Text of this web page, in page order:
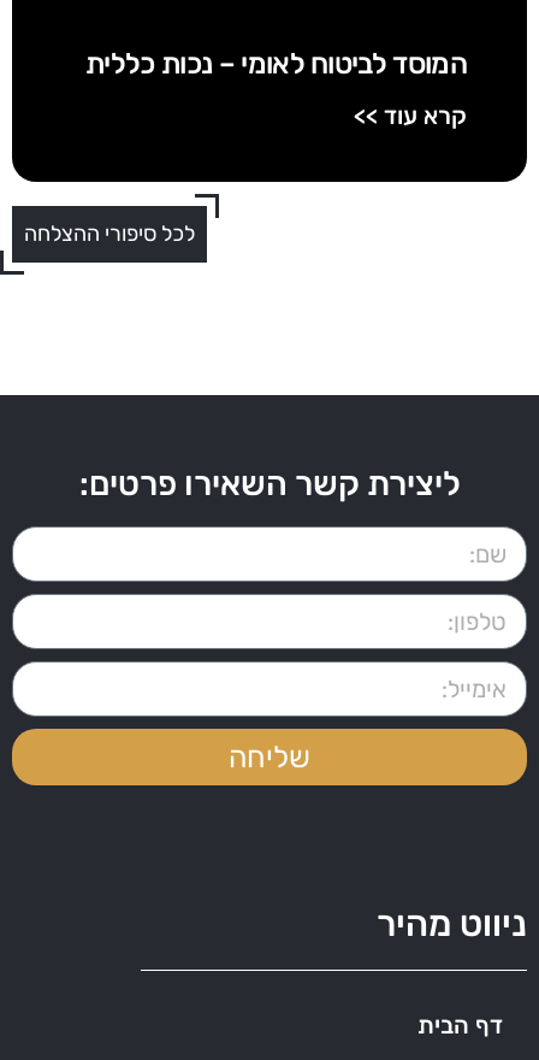
המוסד לביטוח לאומי – נכות כללית
קרא עוד >>
לכל סיפורי ההצלחה
ליצירת קשר השאירו פרטים:
שליחה
ניווט מהיר
דף הבית